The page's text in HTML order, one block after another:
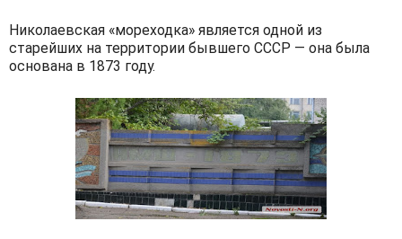
Николаевская «мореходка» является одной из
старейших на территории бывшего СССР — она была
основана в 1873 году.